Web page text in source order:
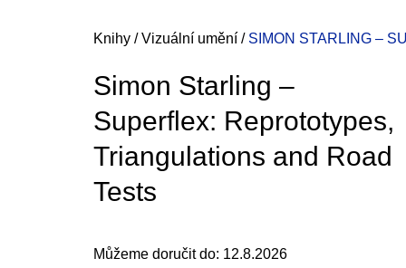
Domů
Knihy / Vizuální umění / SIMON STARLING –
Simon Starling –
Superflex: Reprototypes,
Triangulations and Road
Tests
Můžeme doručit do: 12.8.2026